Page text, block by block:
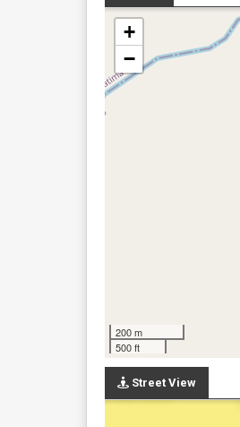
+
−
200 m
500 ft
Street View